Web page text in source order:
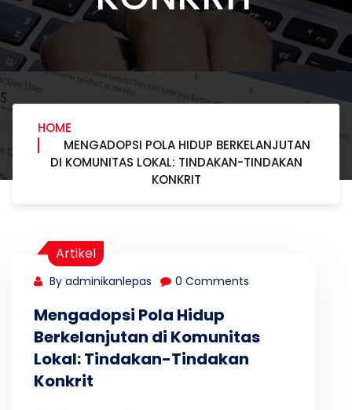
HOME
MENGADOPSI POLA HIDUP BERKELANJUTAN
DI KOMUNITAS LOKAL: TINDAKAN-TINDAKAN
KONKRIT
Artikel
By adminikanlepas 0 Comments
Mengadopsi Pola Hidup
Berkelanjutan di Komunitas
Lokal: Tindakan-Tindakan
Konkrit